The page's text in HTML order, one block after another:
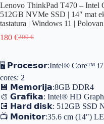
Lenovo ThinkPad T470 – Intel
512GB NVMe SSD | 14″ mat
tastatura | Windows 11 |
200€
180 €
🖥️ 𝗣𝗿𝗼𝗰𝗲𝘀𝗼𝗿:Intel® Core™ i7
cores: 2
💾 𝗠𝗲𝗺𝗼𝗿𝗶𝗷𝗮:8GB DDR4
🎨 𝗚𝗿𝗮𝗳𝗶𝗸𝗮: Intel® HD
💽 𝗛𝗮𝗿𝗱 𝗱𝗶𝘀𝗸: 512GB SSD
📺 𝗠𝗼𝗻𝗶𝘁𝗼𝗿:35.6 cm (14″)